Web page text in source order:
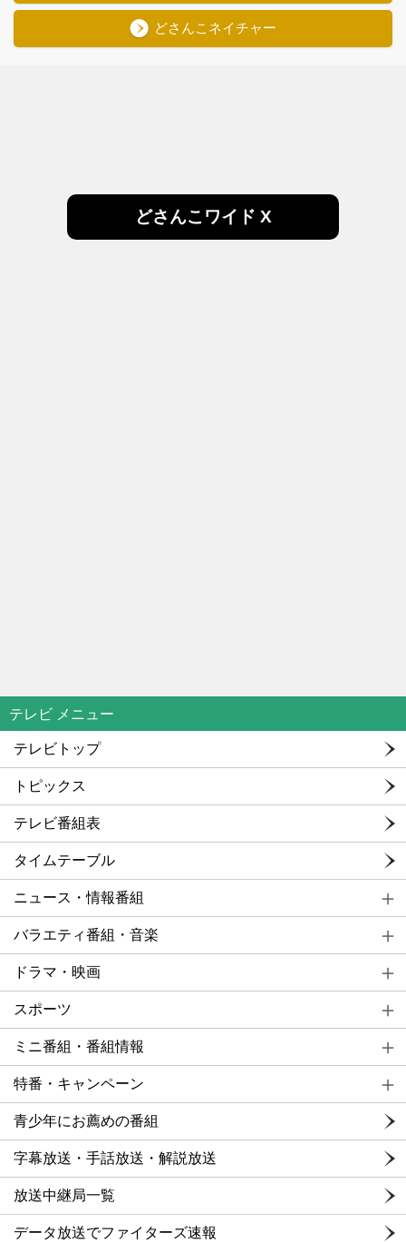
どさんこネイチャー
どさんこワイド X
テレビ メニュー
テレビトップ
トピックス
テレビ番組表
タイムテーブル
ニュース・情報番組
バラエティ番組・音楽
ドラマ・映画
スポーツ
ミニ番組・番組情報
特番・キャンペーン
青少年にお薦めの番組
字幕放送・手話放送・解説放送
放送中継局一覧
データ放送でファイターズ速報